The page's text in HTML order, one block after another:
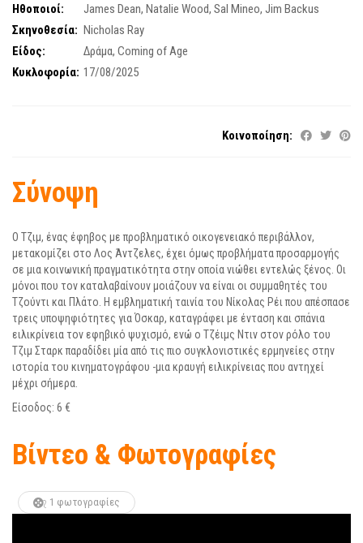
Ηθοποιοί: James Dean, Natalie Wood, Sal Mineo, Jim Backus
Σκηνοθεσία: Nicholas Ray
Είδος:
Δράμα, Coming of Age
Κυκλοφορία: 17/08/2025
Κοινοποίηση:
Σύνοψη
Ο Τζιμ, ένας έφηβος με προβληματικό οικογενειακό περιβάλλον,
μετακομίζει στο Λος Άντζελες, έχει όμως προβλήματα προσαρμογής
σε μια κοινωνική πραγματικότητα στην οποία νιώθει εντελώς ξένος. Οι
μόνοι που τον καταλαβαίνουν μοιάζουν να είναι οι συμμαθητές του
Τζούντι και Πλάτο. Η εμβληματική ταινία του Νίκολας Ρέι που απέσπασε
τρεις υποψηφιότητες για Όσκαρ, καταγράφει με ένταση και σπάνια
ειλικρίνεια τον εφηβικό ψυχισμό, ενώ ο Τζέιμς Ντιν στον ρόλο του
Τζιμ Σταρκ παραδίδει μία από τις πιο συγκλονιστικές ερμηνείες στην
ιστορία του κινηματογράφου -μια κραυγή ειλικρίνειας που αντηχεί
μέχρι σήμερα.
Είσοδος: 6 €
Βίντεο & Φωτογραφίες
1 φωτογραφίες